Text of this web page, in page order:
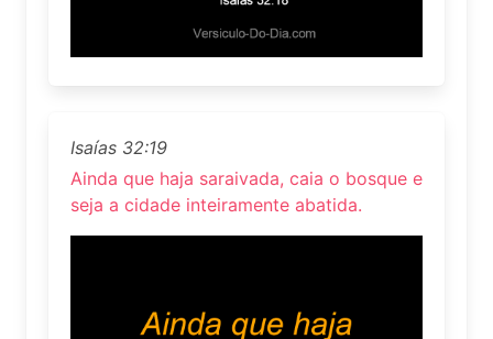
Isaías 32:19
Ainda que haja saraivada, caia o bosque e
seja a cidade inteiramente abatida.